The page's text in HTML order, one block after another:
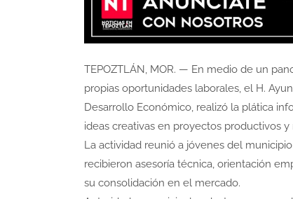
TEPOZTLÁN, MOR. — En medio de un
propias oportunidades laborales, el H.
Desarrollo Económico, realizó la plática
ideas creativas en proyectos productivos
La actividad reunió a jóvenes del
recibieron asesoría técnica, orientación
su consolidación en el mercado.